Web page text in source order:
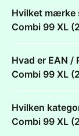
Hvilket mærke
Combi 99 XL
Hvad er EAN
Combi 99 XL
Hvilken
Combi 99 XL